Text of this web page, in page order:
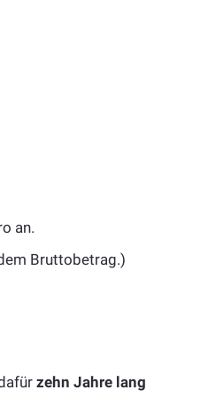
an.
Bruttobetrag.)
zehn Jahre lang